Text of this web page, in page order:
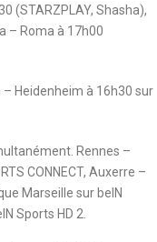
(STARZPLAY, Shasha),
– Roma à 17h00
– Heidenheim à 16h30 sur
Rennes –
CONNECT, Auxerre –
Marseille sur beIN
Sports HD 2.